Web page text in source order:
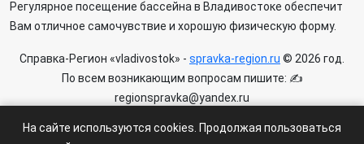
Регулярное посещение бассейна в Владивостоке обеспечит
Вам отличное самочувствие и хорошую физическую форму.
Справка-Регион «vladivostok» - spravka-region.ru © 2026 год.
По всем возникающим вопросам пишите: ✍
regionspravka@yandex.ru
ограничения 6+.
На сайте используются cookies. Продолжая пользоваться